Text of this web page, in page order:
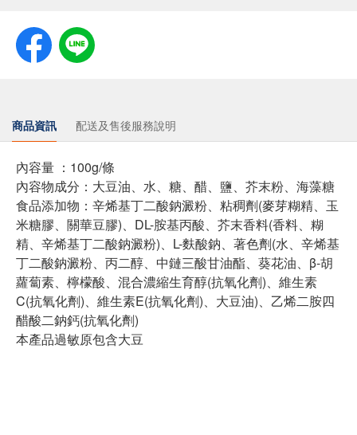
商品資訊 配送及售後服務說明
內容量 ：100g/條
內容物成分：大豆油、水、糖、醋、鹽、芥末粉、海藻糖
食品添加物：辛烯基丁二酸鈉澱粉、粘稠劑(麥芽糊精、玉
米糖膠、關華豆膠)、DL-胺基丙酸、芥末香料(香料、糊
精、辛烯基丁二酸鈉澱粉)、L-麩酸鈉、著色劑(水、辛烯基
丁二酸鈉澱粉、丙二醇、中鏈三酸甘油酯、葵花油、β-胡
蘿蔔素、檸檬酸、混合濃縮生育醇(抗氧化劑)、維生素
C(抗氧化劑)、維生素E(抗氧化劑)、大豆油)、乙烯二胺四
醋酸二鈉鈣(抗氧化劑)
本產品過敏原包含大豆